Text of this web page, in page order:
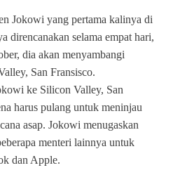
Jokowi yang pertama kalinya di
direncanakan selama empat hari,
dia akan menyambangi
San Fransisco.
ke Silicon Valley, San
harus pulang untuk meninjau
asap. Jokowi menugaskan
menteri lainnya untuk
dan Apple.